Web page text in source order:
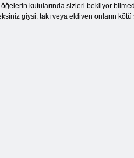
kutularında sizleri bekliyor
giysi. takı veya eldiven onların